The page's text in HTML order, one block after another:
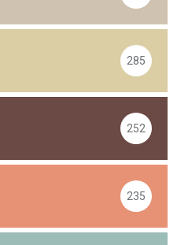
285
252
235